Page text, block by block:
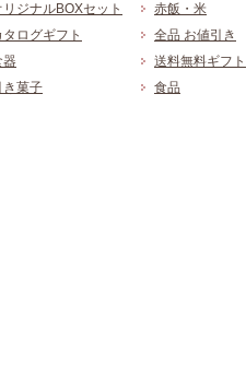
リジナルBOXセット
タログギフト
器
き菓子
赤飯・米
全品 お値引き
送料無料ギフト
食品